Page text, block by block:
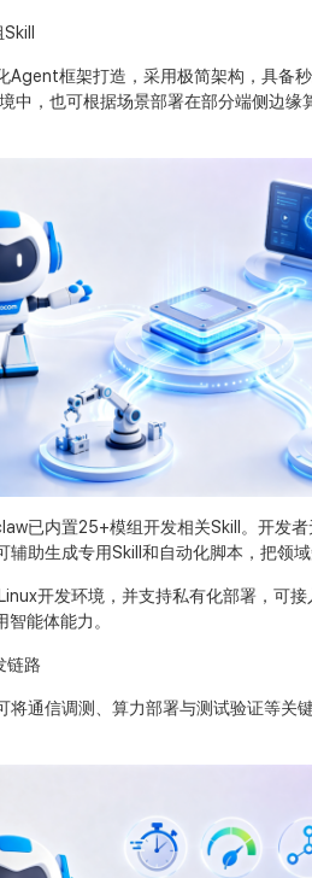
框架打造，采用极简架构，具备秒
中，也可根据场景部署在部分端侧边
已内置25+模组开发相关Skill。开发者
助生成专用Skill和自动化脚本，把领
开发环境，并支持私有化部署，可接
能体能力。
路
信调测、算力部署与测试验证等关